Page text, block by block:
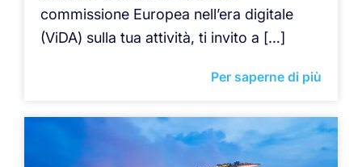
commissione Europea nell’era digitale
(ViDA) sulla tua attività, ti invito a […]
Per saperne di più